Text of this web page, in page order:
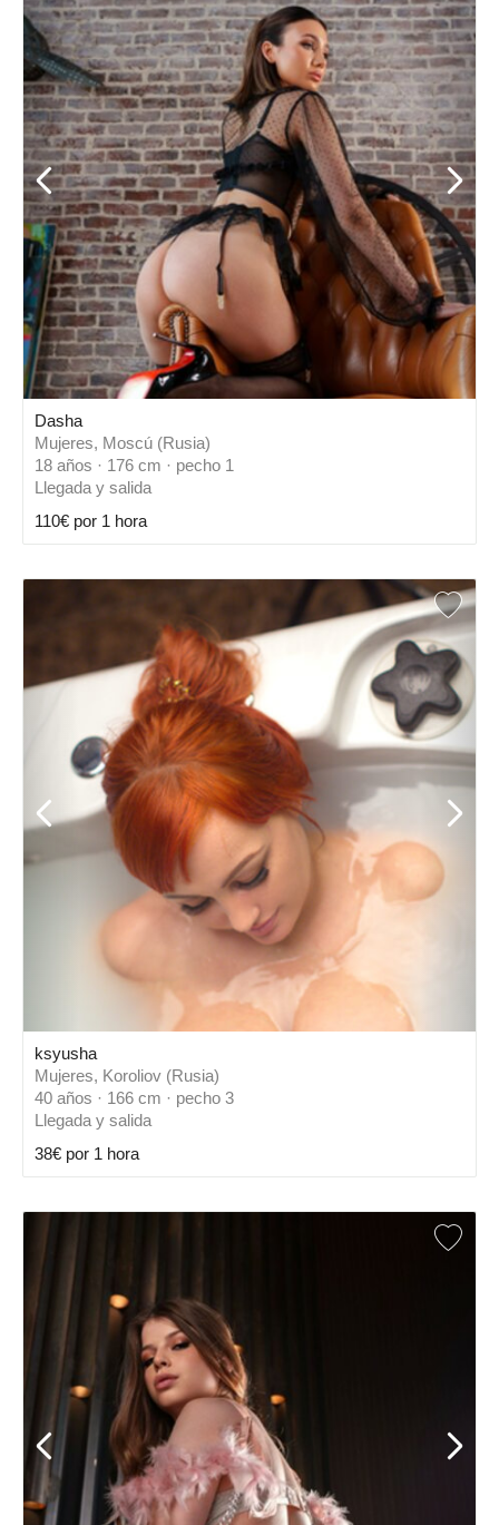
Dasha
Mujeres, Moscú (Rusia)
18 años · 176 cm · pecho 1
Llegada y salida
110€ por 1 hora
ksyusha
Mujeres, Koroliov (Rusia)
40 años · 166 cm · pecho 3
Llegada y salida
38€ por 1 hora